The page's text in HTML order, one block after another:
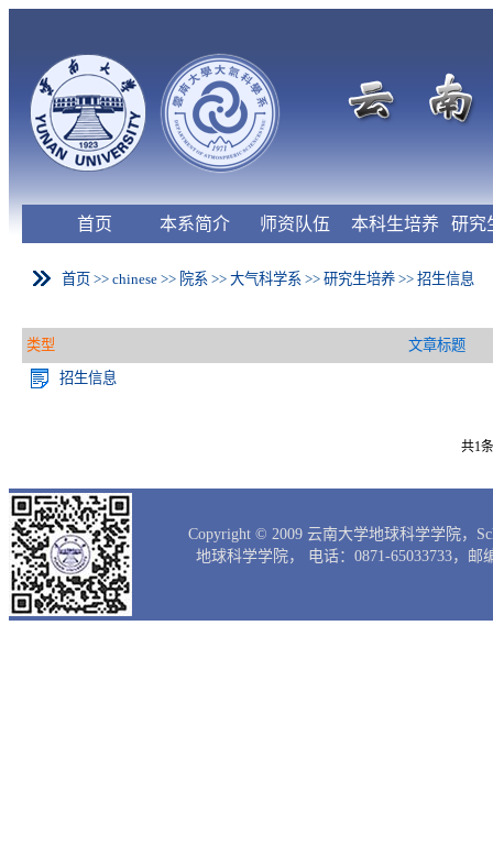
首页 本系简介 师资队伍 本科生培养 研究
首页 >> chinese >> 院系 >> 大气科学系 >> 研究生培养 >> 招生信息
类型
文章标题
招生信息
共1
Copyright © 2009 云南大学地球科学学院，
地球科学学院， 电话：0871-65033733，邮